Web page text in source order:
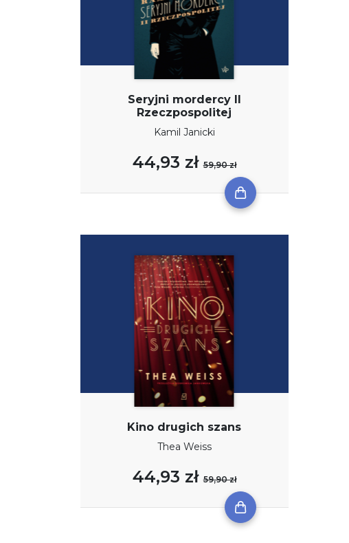
Seryjni mordercy II
Rzeczpospolitej
Kamil Janicki
44,93 zł59,90 zł
Kino drugich szans
Thea Weiss
44,93 zł59,90 zł